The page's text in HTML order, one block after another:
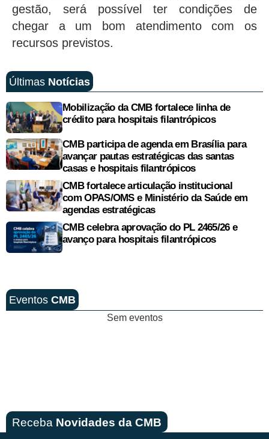
gestão, será possível ter condições de
chegar a um bom atendimento com os
recursos previstos.
Últimas Notícias
Mobilização da CMB fortalece linha de
crédito para hospitais filantrópicos
CMB participa de agenda em Brasília para
avançar pautas estratégicas das santas
casas e hospitais filantrópicos
CMB fortalece articulação institucional
com OPAS/OMS e Ministério da Saúde em
agendas estratégicas
CMB celebra aprovação do PL 2465/26 e
avanço para hospitais filantrópicos
Eventos CMB
Sem eventos
Receba Novidades da CMB